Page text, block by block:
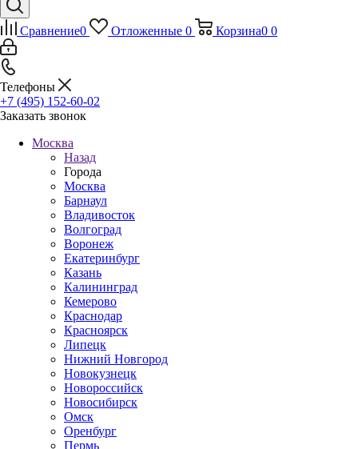
Сравнение0 Отложенные 0 Корзина0 0
Телефоны
+7 (495) 152-60-02
Заказать звонок
Москва
Назад
Города
Москва
Барнаул
Владивосток
Волгоград
Воронеж
Екатеринбург
Казань
Калининград
Кемерово
Краснодар
Красноярск
Липецк
Нижний Новгород
Новокузнецк
Новороссийск
Новосибирск
Омск
Оренбург
Пермь